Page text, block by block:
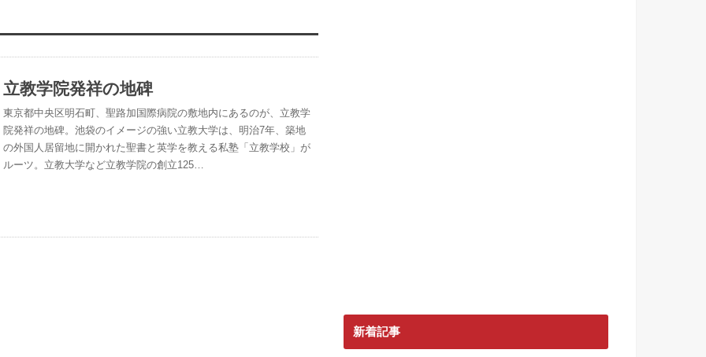
立教学院発祥の地碑
東京都中央区明石町、聖路加国際病院の敷地内にあるのが、立教学
院発祥の地碑。池袋のイメージの強い立教大学は、明治7年、築地
の外国人居留地に開かれた聖書と英学を教える私塾「立教学校」が
ルーツ。立教大学など立教学院の創立125…
新着記事